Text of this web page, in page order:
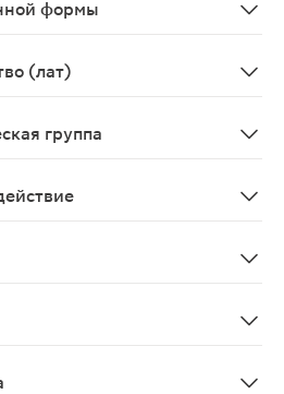
формы
(лат)
группа